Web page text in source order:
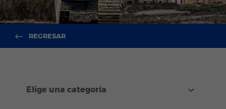
REGRESAR
Elige una categoría